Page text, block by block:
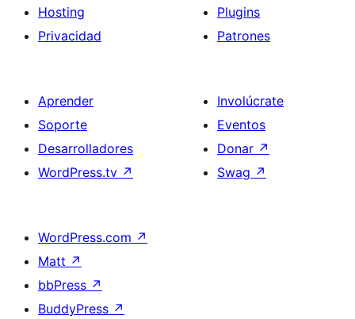
Hosting
Privacidad
Plugins
Patrones
Aprender
Soporte
Desarrolladores
WordPress.tv ↗
Involúcrate
Eventos
Donar ↗
Swag ↗
WordPress.com ↗
Matt ↗
bbPress ↗
BuddyPress ↗